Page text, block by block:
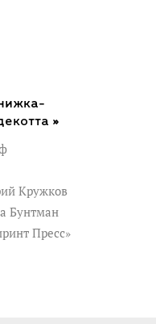
»
Кружков
Бунтман
Пресс»